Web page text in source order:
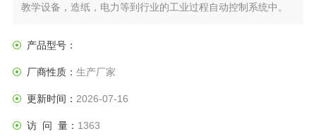
教学设备，造纸，电力等到行业的工业过程自动控制系统中。
产品型号：
厂商性质： 生产厂家
更新时间： 2026-07-16
访 问 量： 1363